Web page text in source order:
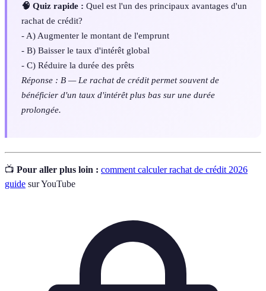
🧠 Quiz rapide : Quel est l'un des principaux avantages d'un
rachat de crédit?
- A) Augmenter le montant de l'emprunt
- B) Baisser le taux d'intérêt global
- C) Réduire la durée des prêts
Réponse : B — Le rachat de crédit permet souvent de
bénéficier d'un taux d'intérêt plus bas sur une durée
prolongée.
📺 Pour aller plus loin : comment calculer rachat de crédit 2026
guide sur YouTube